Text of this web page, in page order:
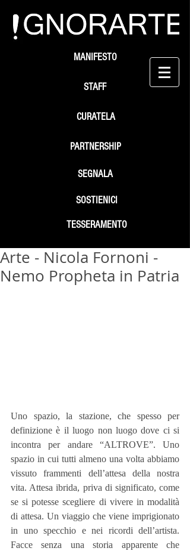
STAFF
SEGNALA
SOSTIENICI
MANIFESTO
PARTNERSHIP
TESSERAMENTO
CURATELA
Arte - Nicola Fornoni -
Nemo Propheta in Patria
Uno spazio, la stazione, che spesso per
definizione è il luogo non luogo dove ci si
incontra per andare “ALTROVE”. Uno
spazio in cui tutti almeno una volta abbiamo
vissuto frammenti dell’attesa della nostra
vita. Attesa ibrida, priva di significato, come
se si potesse scegliere di vivere in modalità
di attesa. Un viaggio che viene imprigionato
in uno specchio e nei ricordi dell’artista.
Facce senza una storia apparente che